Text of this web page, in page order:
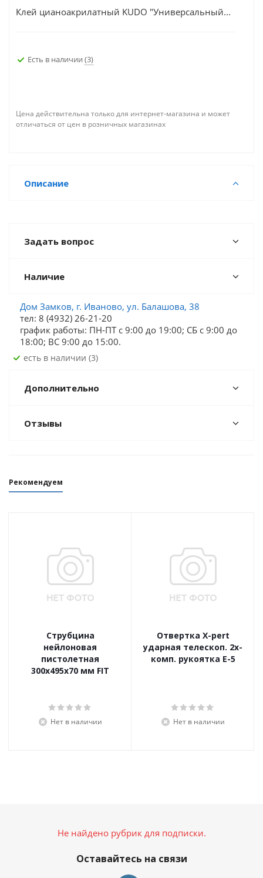
Клей цианоакрилатный KUDO "Универсальный...
Есть в наличии (3)
Цена действительна только для интернет-магазина и может
отличаться от цен в розничных магазинах
Описание
Задать вопрос
Наличие
Дом Замков, г. Иваново, ул. Балашова, 38
тел: 8 (4932) 26-21-20
график работы: ПН-ПТ с 9:00 до 19:00; СБ c 9:00 до
18:00; ВС 9:00 до 15:00.
Есть в наличии (3)
Дополнительно
Отзывы
Рекомендуем
Струбцина
нейлоновая
пистолетная
300х495х70 мм FIT
Нет в наличии
Отвертка X-pert
ударная телескоп. 2х-
комп. рукоятка Е-5
Нет в наличии
Не найдено рубрик для подписки.
Оставайтесь на связи